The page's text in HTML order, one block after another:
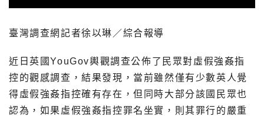
臺灣調查網記者徐以琳／綜合報導
近日英國YouGov輿觀調查公佈了民眾對虛假強姦指
控的觀感調查，結果發現，當前雖然僅有少數英人覺
得虛假強姦指控確有存在，但同時大部分該國民眾也
認為，如果虛假強姦指控罪名坐實，則其罪行的嚴重